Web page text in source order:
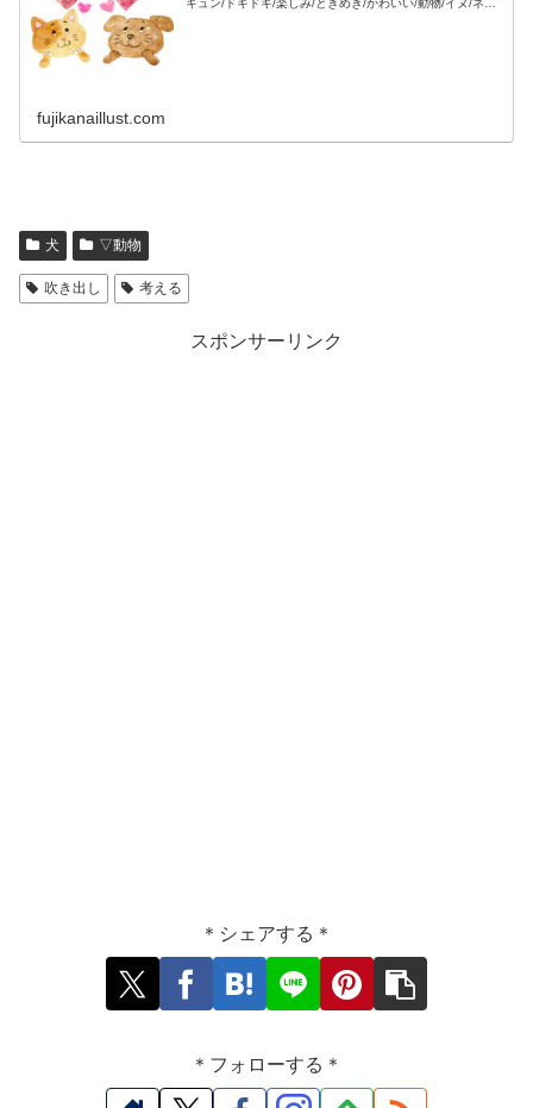
キュン/ドキドキ/楽しみ/ときめき/かわいい/動物/イヌ/ネコ/
fujikanaillust.com
犬 ▽動物
吹き出し 考える
スポンサーリンク
＊シェアする＊
＊フォローする＊